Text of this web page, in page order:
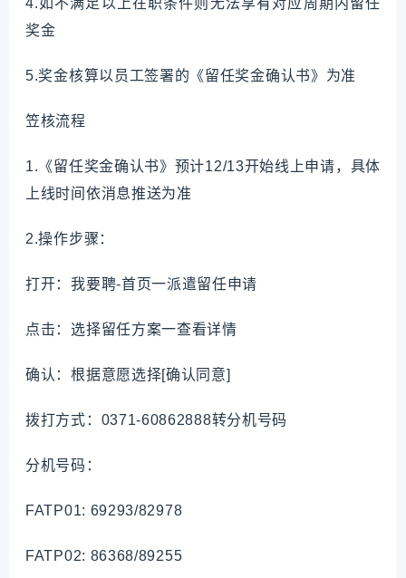
奖金
5.奖金核算以员工签署的《留任奖金确认书》为准
笠核流程
1.《留任奖金确认书》预计12/13开始线上申请，具体
上线时间依消息推送为准
2.操作步骤：
打开：我要聘-首页一派遣留任申请
点击：选择留任方案一查看详情
确认：根据意愿选择[确认同意]
拨打方式：0371-60862888转分机号码
分机号码：
FATP01: 69293/82978
FATP02: 86368/89255